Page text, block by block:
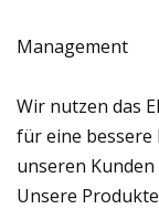
Management
Wir nutzen das
für eine bessere
unseren
Unsere